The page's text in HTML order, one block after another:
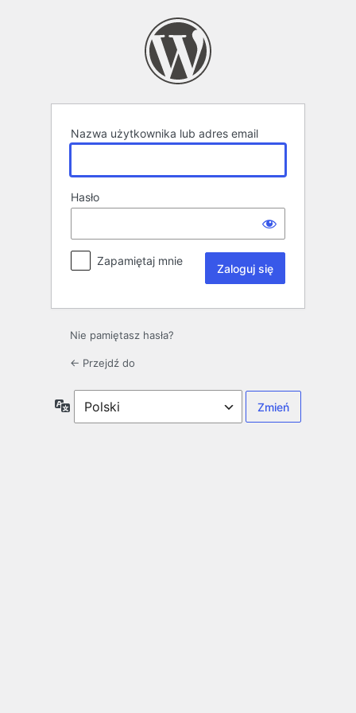
Nazwa użytkownika lub adres email
Hasło
Zapamiętaj mnie
Nie pamiętasz hasła?
← Przejdź do
Język